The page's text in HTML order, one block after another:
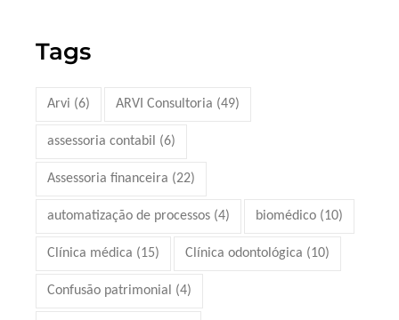
Tags
Arvi (6) ARVI Consultoria (49)
assessoria contabil (6)
Assessoria financeira (22)
automatização de processos (4) biomédico (10)
Clínica médica (15) Clínica odontológica (10)
Confusão patrimonial (4)